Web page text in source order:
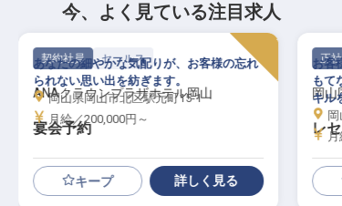
今、よく見ている注目求人
契約社員 セールス
ANAクラウンプラザホテル岡山
宴会予約
あなたの細やかな気配りが、お客様の忘れ
られない思い出を紡ぎます。
岡山県岡山市北区駅元町15-1
月給／200,000円～
キープ 詳しく見る
正社
岡山
レ
お客
もて
キル